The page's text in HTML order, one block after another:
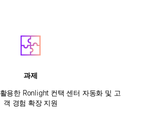
과제
용한 Ronlight 컨택 센터 자동화 및 고
객 경험 확장 지원